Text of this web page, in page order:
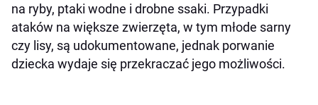
na ryby, ptaki wodne i drobne ssaki. Przypadki
ataków na większe zwierzęta, w tym młode sarny
czy lisy, są udokumentowane, jednak porwanie
dziecka wydaje się przekraczać jego możliwości.